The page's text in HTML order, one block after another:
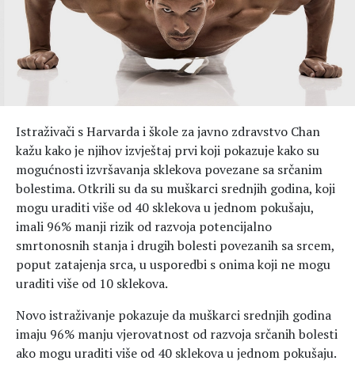
Istraživači s Harvarda i škole za javno zdravstvo Chan
kažu kako je njihov izvještaj prvi koji pokazuje kako su
mogućnosti izvršavanja sklekova povezane sa srčanim
bolestima. Otkrili su da su muškarci srednjih godina, koji
mogu uraditi više od 40 sklekova u jednom pokušaju,
imali 96% manji rizik od razvoja potencijalno
smrtonosnih stanja i drugih bolesti povezanih sa srcem,
poput zatajenja srca, u usporedbi s onima koji ne mogu
uraditi više od 10 sklekova.
Novo istraživanje pokazuje da muškarci srednjih godina
imaju 96% manju vjerovatnost od razvoja srčanih bolesti
ako mogu uraditi više od 40 sklekova u jednom pokušaju.